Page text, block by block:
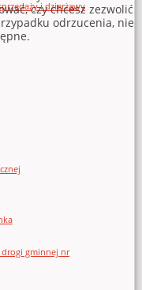
i dzierżawy
gminnej nr
czy chcesz zezwolić
odrzucenia, nie